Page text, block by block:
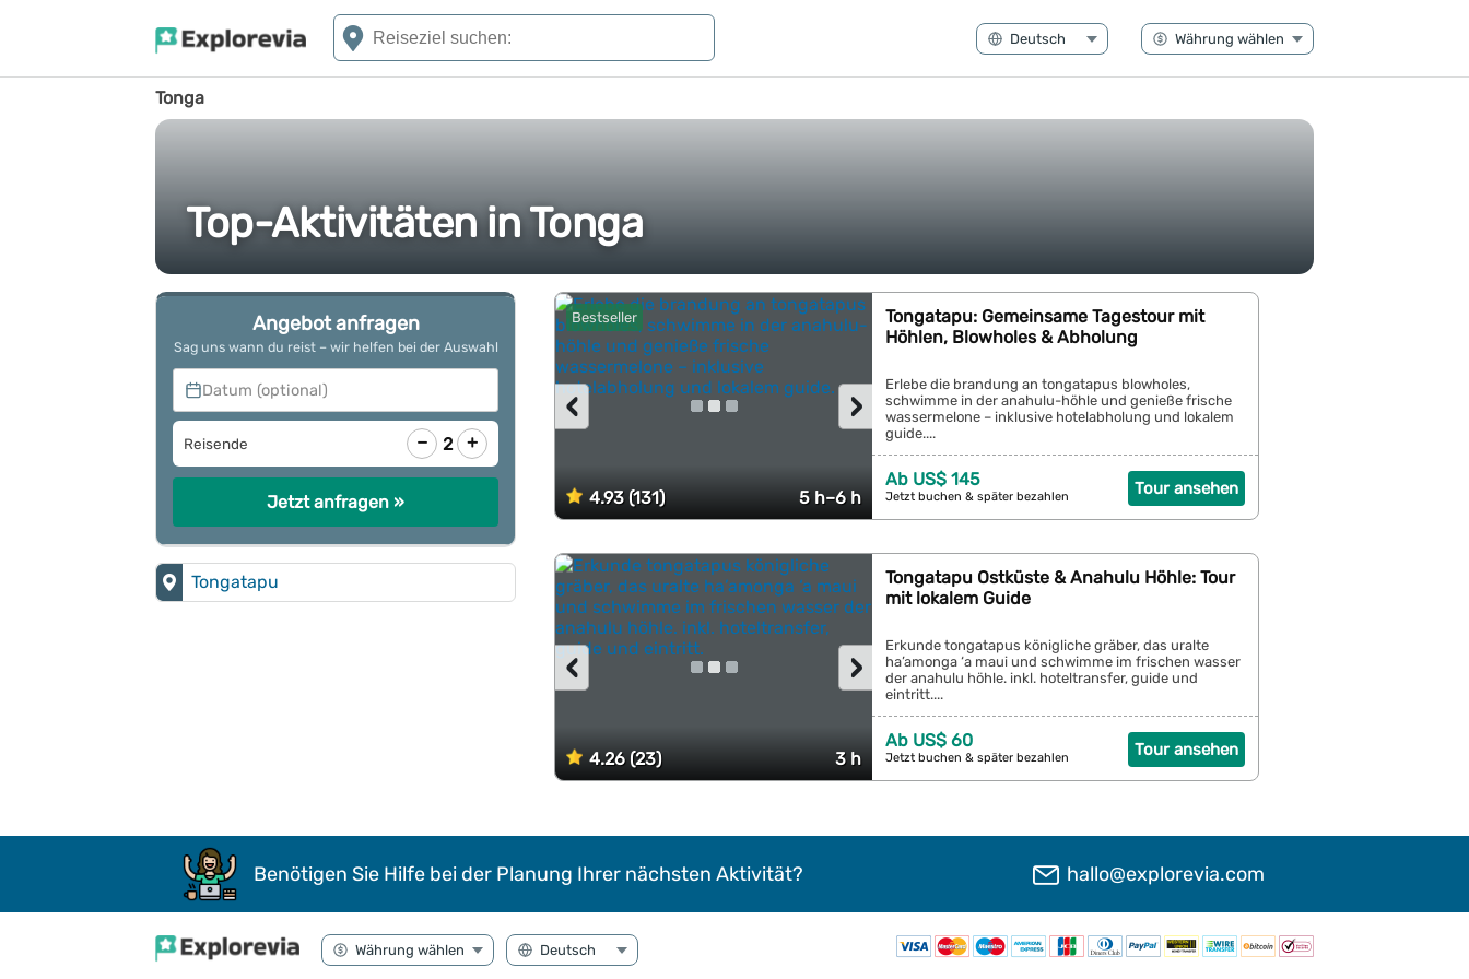
Tonga
Top-Aktivitäten in Tonga
Bestseller
4.93 (131) 5 h–6 h
›
‹
Tongatapu: Gemeinsame Tagestour mit
Höhlen, Blowholes & Abholung
Erlebe die brandung an tongatapus blowholes,
schwimme in der anahulu-höhle und genieße frische
wassermelone – inklusive hotelabholung und lokalem
guide....
Tour ansehen
Ab US$ 145
Jetzt buchen & später bezahlen
4.26 (23) 3 h
›
‹
Tongatapu Ostküste & Anahulu Höhle: Tour
mit lokalem Guide
Erkunde tongatapus königliche gräber, das uralte
ha’amonga ‘a maui und schwimme im frischen wasser
der anahulu höhle. inkl. hoteltransfer, guide und
eintritt....
Tour ansehen
Ab US$ 60
Jetzt buchen & später bezahlen
Angebot anfragen
Sag uns wann du reist – wir helfen bei der Auswahl
Datum (optional)
Reisende − 2 +
Jetzt anfragen »
Tongatapu
Benötigen Sie Hilfe bei der Planung Ihrer nächsten Aktivität? hallo@explorevia.com